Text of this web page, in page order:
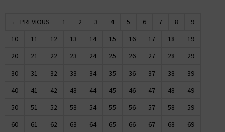
← PREVIOUS 1 2 3 4 5 6 7 8
9
10
11 12 13 14 15 16 17 18
19
20
21 22 23 24 25 26 27 28
29
30
31 32 33 34 35 36 37 38
39
40
41 42 43 44 45 46 47 48
49
50
51 52 53 54 55 56 57 58
59
60
61 62 63 64 65 66 67 68
69